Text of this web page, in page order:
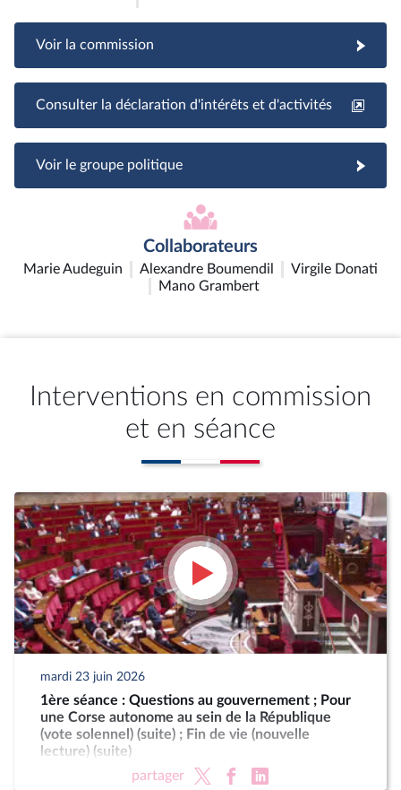
Voir la commission
Consulter la déclaration d'intérêts et d'activités
Voir le groupe politique
Collaborateurs
Marie Audeguin Alexandre Boumendil
Virgile Donati
Mano Grambert
Interventions en commission
et en séance
mardi 23 juin 2026
1ère séance : Questions au gouvernement ; Pour
une Corse autonome au sein de la République
(vote solennel) (suite) ; Fin de vie (nouvelle
lecture) (suite)
partager